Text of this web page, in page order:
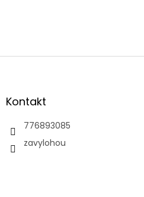
Z
aKontakt
776893085
zavylohou